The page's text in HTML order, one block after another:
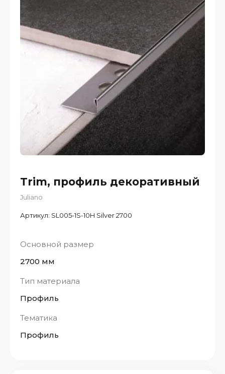
Trim, профиль декоративный
Juliano
Артикул: SL005-1S-10H Silver 2700
Основной размер
2700 мм
Тип материала
Профиль
Тематика
Профиль